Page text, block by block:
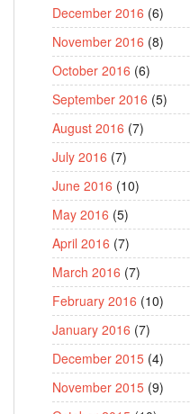
December 2016 (6)
November 2016 (8)
October 2016 (6)
September 2016 (5)
August 2016 (7)
July 2016 (7)
June 2016 (10)
May 2016 (5)
April 2016 (7)
March 2016 (7)
February 2016 (10)
January 2016 (7)
December 2015 (4)
November 2015 (9)